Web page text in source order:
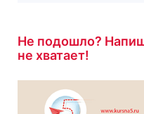
Не подошло?
не хватает!